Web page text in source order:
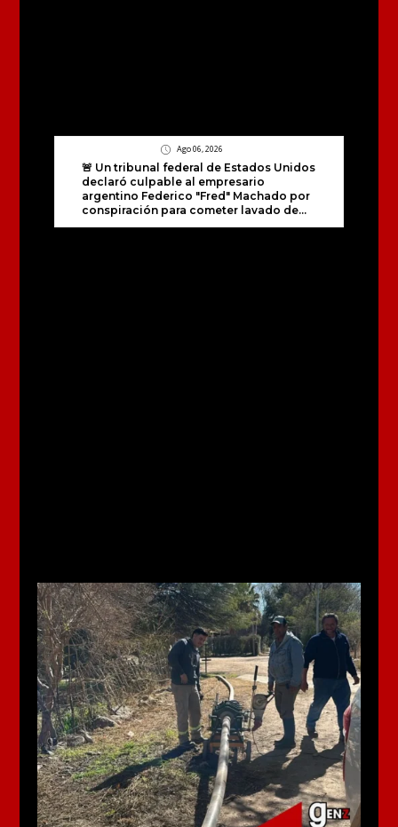
Ago 06, 2026
🚨 Un tribunal federal de Estados Unidos
declaró culpable al empresario
argentino Federico "Fred" Machado por
conspiración para cometer lavado de...